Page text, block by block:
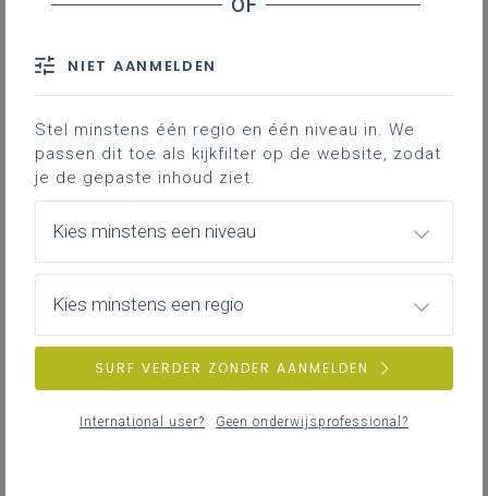
effect'
Waarom formuleren we leerdoelen?
Wat is een leerdoel?
Wat zijn succescriteria?
Hoe formuleer je een leerdoel?
Doelgericht werkenvormt een essentiële
pijler van krachtig onderwijs. Wanneer
leerlingen wetenwatze moeten leren en
waarom, vergroot dat hun betrokkenheid,
hun leerwinst en hun vermogen om hun
eigen leerproces te sturen. Het expliciteren
NIET AANMELDEN
Stel minstens één regio en één niveau in. We
passen dit toe als kijkfilter op de website, zodat
je de gepaste inhoud ziet.
Kies minstens een niveau
Kies minstens een regio
SURF VERDER ZONDER AANMELDEN
International user? Geen onderwijsprofessional?